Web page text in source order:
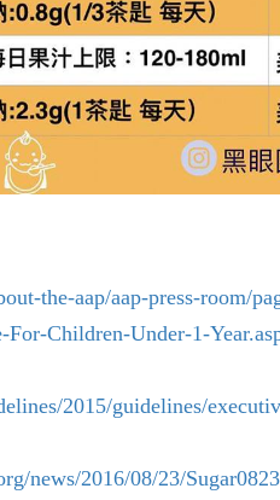
the-aap/aap-press-room/
Children-Under-1-
2015/guidelines/
news/2016/08/23/